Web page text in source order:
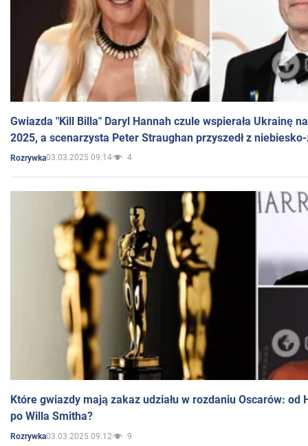
Gwiazda "Kill Billa" Daryl Hannah czule wspierała Ukrainę
2025, a scenarzysta Peter Straughan przyszedł z
Rozrywka03.03.2025 09:14 4
Które gwiazdy mają zakaz udziału w rozdaniu Oscarów: od
po Willa Smitha?
Rozrywka03.03.2025 09:12 9